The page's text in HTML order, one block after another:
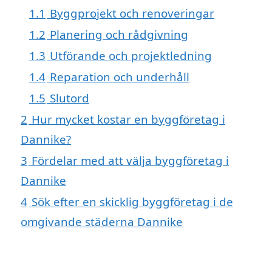
1.1 Byggprojekt och renoveringar
1.2 Planering och rådgivning
1.3 Utförande och projektledning
1.4 Reparation och underhåll
1.5 Slutord
2 Hur mycket kostar en byggföretag i
Dannike?
3 Fördelar med att välja byggföretag i
Dannike
4 Sök efter en skicklig byggföretag i de
omgivande städerna Dannike